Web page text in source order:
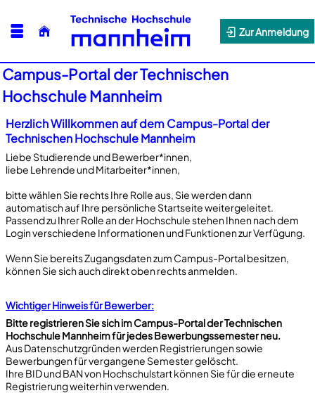
Zur Anmeldung
Campus-Portal der Technischen
Hochschule Mannheim
Herzlich Willkommen auf dem Campus-Portal der
Technischen Hochschule Mannheim
Liebe Studierende und Bewerber*innen,
liebe Lehrende und Mitarbeiter*innen,
bitte wählen Sie rechts Ihre Rolle aus, Sie werden dann
automatisch auf Ihre persönliche Startseite weitergeleitet.
Passend zu Ihrer Rolle an der Hochschule stehen Ihnen nach dem
Login verschiedene Informationen und Funktionen zur Verfügung.
Wenn Sie bereits Zugangsdaten zum Campus-Portal besitzen,
können Sie sich auch direkt oben rechts anmelden.
Wichtiger Hinweis für Bewerber:
Bitte registrieren Sie sich im Campus-Portal der Technischen
Hochschule Mannheim für jedes Bewerbungssemester neu.
Aus Datenschutzgründen werden Registrierungen sowie
Bewerbungen für vergangene Semester gelöscht.
Ihre BID und BAN von Hochschulstart können Sie für die erneute
Registrierung weiterhin verwenden.